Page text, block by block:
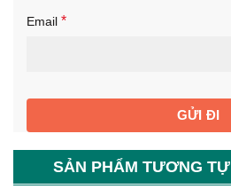
Email *
SẢN PHẨM TƯƠNG TỰ